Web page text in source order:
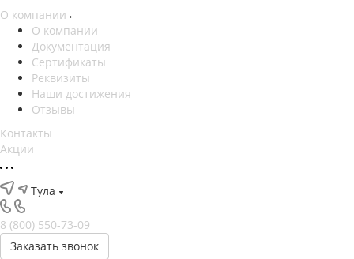
О компании
О компании
Документация
Сертификаты
Реквизиты
Наши достижения
Отзывы
Контакты
Акции
Тула
8 (800) 550-73-09
Заказать звонок